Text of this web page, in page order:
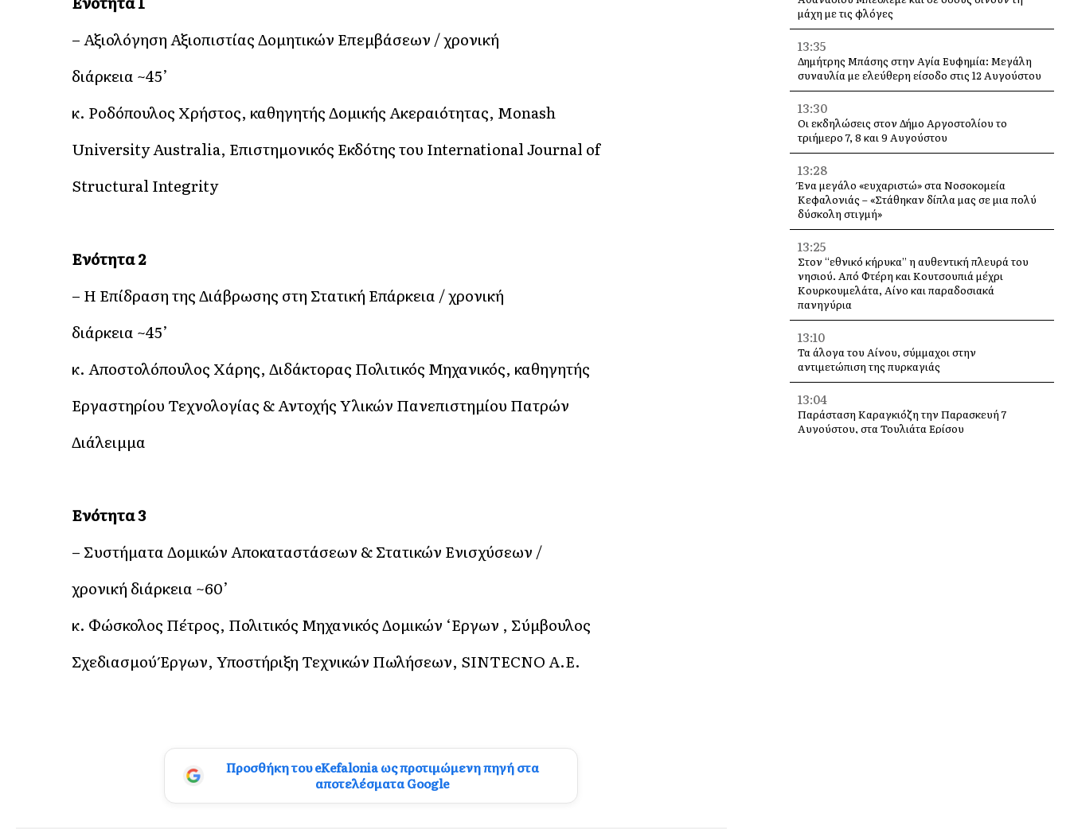
– Αξιολόγηση Αξιοπιστίας Δομητικών Επεμβάσεων / χρονική
διάρκεια ~45’
κ. Ροδόπουλος Χρήστος, καθηγητής Δομικής Ακεραιότητας, Monash
University Australia, Επιστημονικός Εκδότης του International Journal of
Structural Integrity
Ενότητα 2
– Η Επίδραση της Διάβρωσης στη Στατική Επάρκεια / χρονική
διάρκεια ~45’
κ. Αποστολόπουλος Χάρης, Διδάκτορας Πολιτικός Μηχανικός, καθηγητής
Εργαστηρίου Τεχνολογίας & Αντοχής Υλικών Πανεπιστημίου Πατρών
Διάλειμμα
Ενότητα 3
– Συστήματα Δομικών Αποκαταστάσεων & Στατικών Ενισχύσεων /
χρονική διάρκεια ~60’
κ. Φώσκολος Πέτρος, Πολιτικός Μηχανικός Δομικών ‘Εργων , Σύμβουλος
Σχεδιασμού Έργων, Υποστήριξη Τεχνικών Πωλήσεων, SINTECNO Α.Ε.
Προσθήκη του eKefalonia ως προτιμώμενη πηγή στα
αποτελέσματα Google
μάχη με τις φλόγες
13:35
Δημήτρης Μπάσης στην Αγία Ευφημία: Μεγάλη
συναυλία με ελεύθερη είσοδο στις 12 Αυγούστου
13:30
Οι εκδηλώσεις στον Δήμο Αργοστολίου το
τριήμερο 7, 8 και 9 Αυγούστου
13:28
Ένα μεγάλο «ευχαριστώ» στα Νοσοκομεία
Κεφαλονιάς – «Στάθηκαν δίπλα μας σε μια πολύ
δύσκολη στιγμή»
13:25
Στον “εθνικό κήρυκα” η αυθεντική πλευρά του
νησιού. Από Φτέρη και Κουτσουπιά μέχρι
Κουρκουμελάτα, Αίνο και παραδοσιακά
πανηγύρια
13:10
Τα άλογα του Αίνου, σύμμαχοι στην
αντιμετώπιση της πυρκαγιάς
13:04
Παράσταση Καραγκιόζη την Παρασκευή 7
Αυγούστου, στα Τουλιάτα Ερίσου